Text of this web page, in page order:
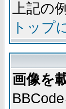
上記の
トップ
画像を